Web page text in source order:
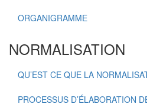
ORGANIGRAMME
NORMALISATION
QU’EST CE QUE LA
PROCESSUS D’ÉLABORATION